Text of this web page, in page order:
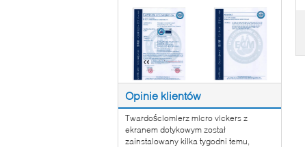
Opinie klientów
Twardościomierz micro vickers z
ekranem dotykowym został
zainstalowany kilka tygodni temu,